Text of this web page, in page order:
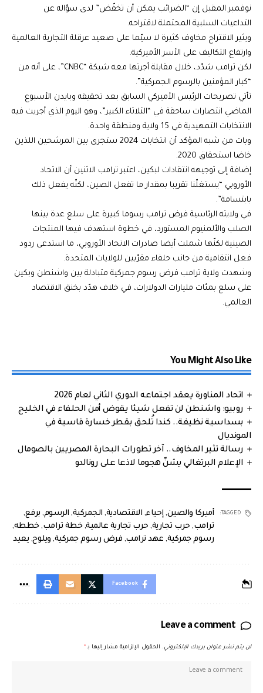
نوفمبر المقبل إن “الضرائب يمكن أن تخفّض” لدى سؤاله عن
التداعيات السلبية المحتملة لاقتراحه.
ويثير الاقتراح مخاوف كثيرة لا سيّما على صعيد عرقلة التجارية العالمية
وارتفاع التكاليف على الأسر الأميركية.
لكن ترامب شدّد، خلال مقابلة أجرتها معه شبكة “CNBC”، على أنه من
“كبار المؤمنين بالرسوم الجمركية”.
تأتي تصريحات الرئيس الأميركي السابق بعد تحقيقه وبايدن الأسبوع
الماضي انتصارات ساحقة في “الثلاثاء الكبير”، وهو اليوم الذي أجريت فيه
الانتخابات التمهيدية في 15 ولاية ومنطقة واحدة.
وبات من شبه المؤكد أن انتخابات 2024 ستجرى بين المرشحين اللذين
خاضا استحقاق 2020.
إضافة إلى توجيهه انتقادات لبكين، اعتبر ترامب الاثنين أن الاتحاد
الأوروبي “يستغلّنا تقريبا بمقدار ما تفعل الصين، لكنّه يفعل ذلك
بابتسامة”.
في ولايته الرئاسية فرض ترامب رسوما كبيرة على سلع عدة بينها
الصلب والألمنيوم المستورد، في خطوة استهدف فيها المنتجات
الصينية لكنّها شملت أيضا صادرات الاتحاد الأوروبي، ما استدعى ردود
فعل انتقامية من جانب حلفاء مقرّبين للولايات المتحدة.
وشهدت ولاية ترامب فرض رسوم جمركية متبادلة بين واشنطن وبكين
على سلع بمئات مليارات الدولارات، في خلاف هدّد بخنق الاقتصاد
العالمي.
You Might Also Like
اتحاد المناورة يعقد اجتماعه الدوري الثاني لعام 2026
روبيو: واشنطن لن تفعل شيئا يقوض أمن الحلفاء في الخليج
بسداسية نظيفة.. كندا تُلحق بقطر خسارة قاسية في
المونديال
رسالة تثير المخاوف.. آخر تطورات البحارة المصريين بالصومال
الإعلام البرتغالي يشنّ هجوما لاذعا على رونالدو
TAGGED: أميركا والصين, إحياء, الاقتصادية, الجمركية, الرسوم, برفع,
ترامب, حرب تجارية, حرب تجارية عالمية,خطة ترامب,خططه,
رسوم جمركية, عهد ترامب, فرض رسوم جمركية, ويلوح, يعيد
Facebook
Leave a comment
لن يتم نشر عنوان بريدك الإلكتروني. الحقول الإلزامية مشار إليها بـ *